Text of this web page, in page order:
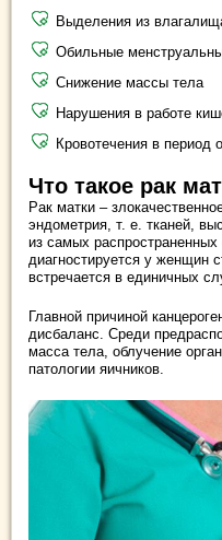
Выделения из
Обильные
Снижение массы тела
Нарушения в работе
Кровотечения в период
Что такое рак
Рак матки –
эндометрия, т. е. тканей,
из самых
диагностируется у женщин
встречается в единичных
Главной причиной
дисбаланс. Среди
масса тела, облучение
патологии яичников.